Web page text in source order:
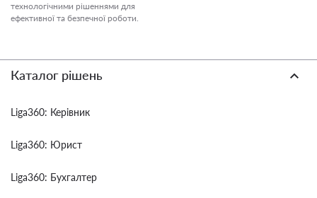
технологічними рішеннями для
ефективної та безпечної роботи.
Каталог рішень
Liga360: Керівник
Liga360: Юрист
Liga360: Бухгалтер